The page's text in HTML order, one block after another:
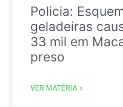
Policia:
geladeiras
33 mil em
preso
VER MATÉRIA »